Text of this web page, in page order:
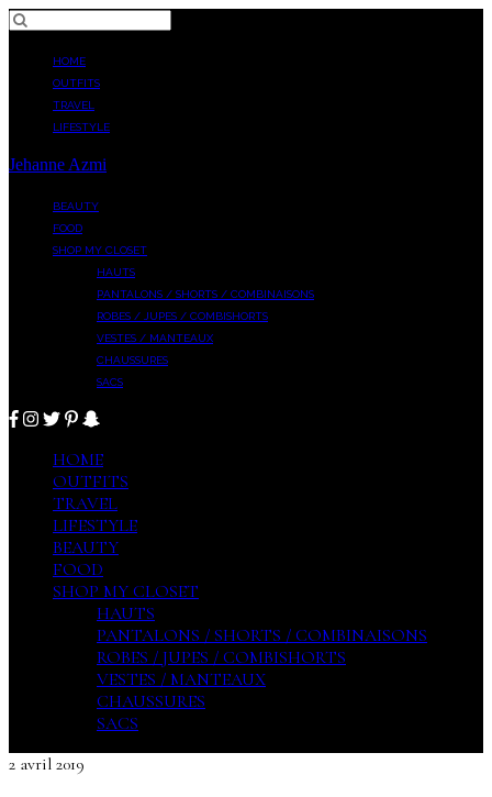
HOME
OUTFITS
TRAVEL
LIFESTYLE
Jehanne Azmi
BEAUTY
FOOD
SHOP MY CLOSET
HAUTS
PANTALONS / SHORTS / COMBINAISONS
ROBES / JUPES / COMBISHORTS
VESTES / MANTEAUX
CHAUSSURES
SACS
HOME
OUTFITS
TRAVEL
LIFESTYLE
BEAUTY
FOOD
SHOP MY CLOSET
HAUTS
PANTALONS / SHORTS / COMBINAISONS
ROBES / JUPES / COMBISHORTS
VESTES / MANTEAUX
CHAUSSURES
SACS
2 avril 2019